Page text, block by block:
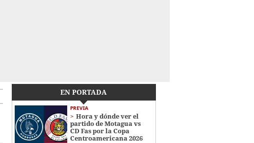
EN PORTADA
PREVIA
Hora y dónde ver el
partido de Motagua vs
CD Fas por la Copa
Centroamericana 2026